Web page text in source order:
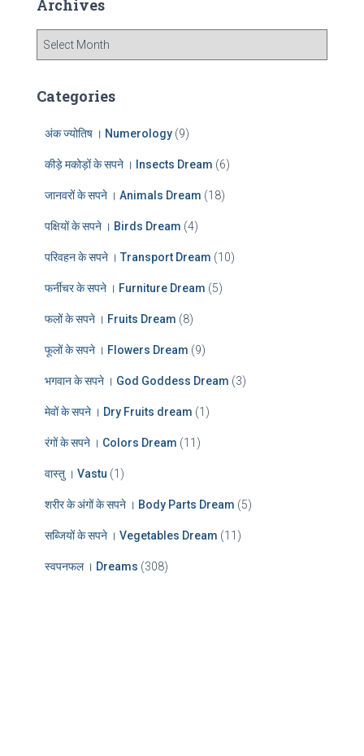
h
f
r
Archives
h
Categories
अंक ज्योतिष । Numerology (9)
कीड़े मकोड़ों के सपने । Insects Dream (6)
जानवरों के सपने । Animals Dream (18)
पक्षियों के सपने । Birds Dream (4)
परिवहन के सपने । Transport Dream (10)
फर्नीचर के सपने । Furniture Dream (5)
फलों के सपने । Fruits Dream (8)
फूलों के सपने । Flowers Dream (9)
भगवान के सपने । God Goddess Dream (3)
मेवों के सपने । Dry Fruits dream (1)
रंगों के सपने । Colors Dream (11)
वास्तु । Vastu (1)
शरीर के अंगों के सपने । Body Parts Dream (5)
सब्जियों के सपने । Vegetables Dream (11)
स्वपनफल । Dreams (308)